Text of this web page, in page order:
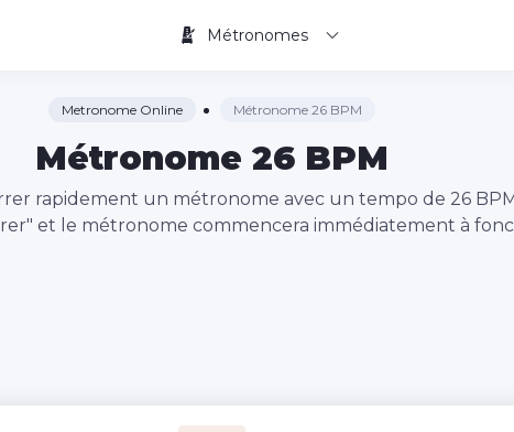
Métronomes
Metronome Online Métronome 26 BPM
Métronome 26 BPM
rapidement un métronome avec un tempo de 26
et le métronome commencera immédiatement à